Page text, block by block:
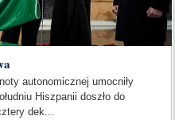
autonomicznej umocniły
Hiszpanii doszło do
dek...